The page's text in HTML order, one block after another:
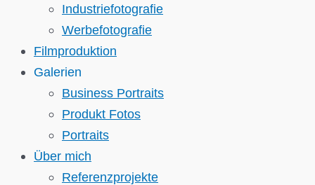
Industriefotografie
Werbefotografie
Filmproduktion
Galerien
Business Portraits
Produkt Fotos
Portraits
Über mich
Referenzprojekte